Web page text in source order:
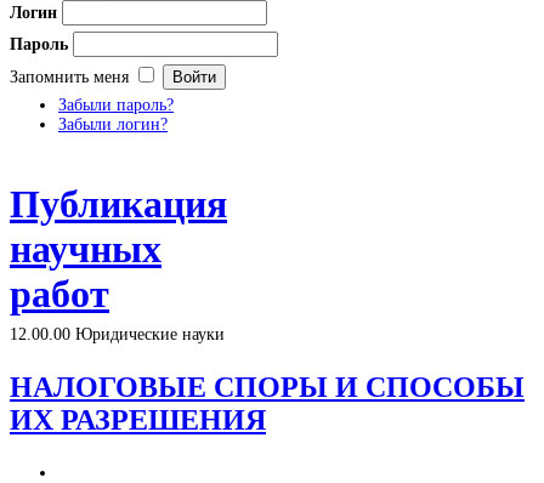
Логин
Пароль
Запомнить меня
Забыли пароль?
Забыли логин?
Публикация
научных
работ
12.00.00 Юридические науки
НАЛОГОВЫЕ СПОРЫ И СПОСОБЫ
ИХ РАЗРЕШЕНИЯ